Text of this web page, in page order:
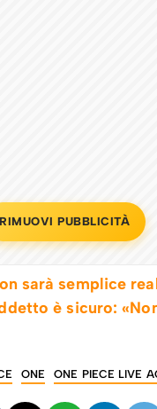
RIMUOVI PUBBLICITÀ
sarà semplice
è sicuro:
ONE ONE PIECE LIVE